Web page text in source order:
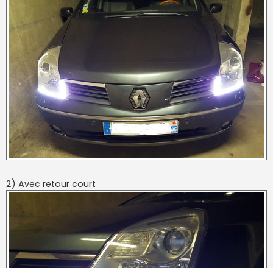
2) Avec retour court